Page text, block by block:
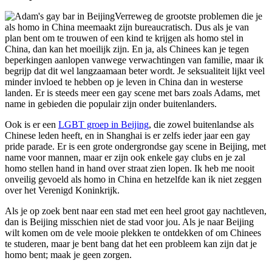
Verreweg de grootste problemen die je
als homo in China meemaakt zijn bureaucratisch. Dus als je van
plan bent om te trouwen of een kind te krijgen als homo stel in
China, dan kan het moeilijk zijn. En ja, als Chinees kan je tegen
beperkingen aanlopen vanwege verwachtingen van familie, maar ik
begrijp dat dit wel langzaamaan beter wordt. Je seksualiteit lijkt veel
minder invloed te hebben op je leven in China dan in westerse
landen. Er is steeds meer een gay scene met bars zoals Adams, met
name in gebieden die populair zijn onder buitenlanders.
Ook is er een LGBT groep in Beijing, die zowel buitenlandse als
Chinese leden heeft, en in Shanghai is er zelfs ieder jaar een gay
pride parade. Er is een grote ondergrondse gay scene in Beijing, met
name voor mannen, maar er zijn ook enkele gay clubs en je zal
homo stellen hand in hand over straat zien lopen. Ik heb me nooit
onveilig gevoeld als homo in China en hetzelfde kan ik niet zeggen
over het Verenigd Koninkrijk.
Als je op zoek bent naar een stad met een heel groot gay nachtleven,
dan is Beijing misschien niet de stad voor jou. Als je naar Beijing
wilt komen om de vele mooie plekken te ontdekken of om Chinees
te studeren, maar je bent bang dat het een probleem kan zijn dat je
homo bent; maak je geen zorgen.